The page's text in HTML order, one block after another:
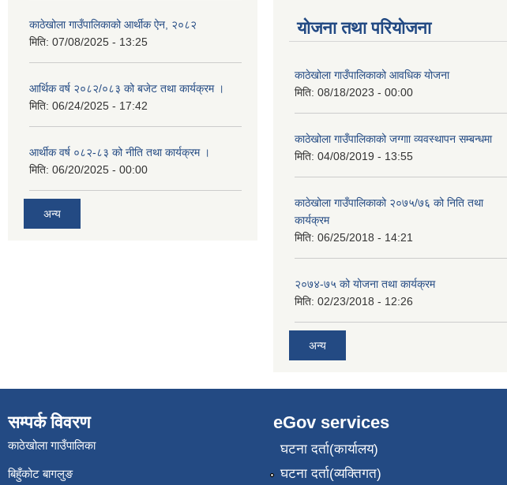
काठेखोला गाउँपालिकाको आर्थीक ऐन, २०८२
मिति: 07/08/2025 - 13:25
आर्थिक वर्ष २०८२/०८३ को बजेट तथा कार्यक्रम ।
मिति: 06/24/2025 - 17:42
आर्थीक वर्ष ०८२-८३ को नीति तथा कार्यक्रम ।
मिति: 06/20/2025 - 00:00
अन्य
योजना तथा परियोजना
काठेखोला गाउँपालिकाको आवधिक योजना
मिति: 08/18/2023 - 00:00
काठेखोला गाउँपालिकाको जग्गाा व्यवस्थापन सम्बन्धमा
मिति: 04/08/2019 - 13:55
काठेखोला गाउँपालिकाको २०७५/७६ को निति तथा
कार्यक्रम
मिति: 06/25/2018 - 14:21
२०७४-७५ को योजना तथा कार्यक्रम
मिति: 02/23/2018 - 12:26
अन्य
सम्पर्क विवरण
काठेखोला गाउँपालिका
बिहुँकोट बागलुङ
eGov services
घटना दर्ता(कार्यालय)
घटना दर्ता(व्यक्तिगत)